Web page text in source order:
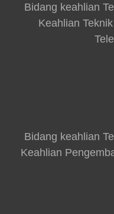
Bidang keahlian
Keahlian
Bidang keahlian
Keahlian